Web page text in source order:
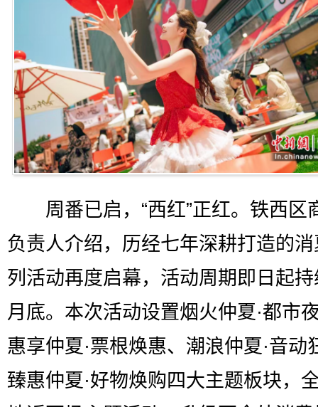
周番已启，“西红”正红。铁西区
负责人介绍，历经七年深耕打造的
列活动再度启幕，活动周期即日起
月底。本次活动设置烟火仲夏·都市
惠享仲夏·票根焕惠、潮浪仲夏·音动
臻惠仲夏·好物焕购四大主题板块，